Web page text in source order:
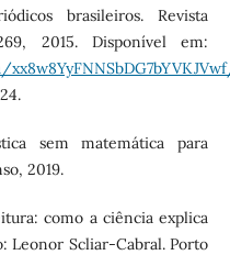
brasileiros. Revista
2015. Disponível em:
sem matemática para
2019.
como a ciência explica
Leonor Scliar-Cabral. Porto